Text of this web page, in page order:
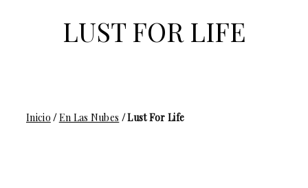
LUST FOR LIFE
Inicio /En Las Nubes / Lust For Life